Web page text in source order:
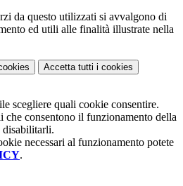
da questo utilizzati si avvalgono di
ed utili alle finalità illustrate nella
Accetta tutti i cookies
scegliere quali cookie consentire.
che consentono il funzionamento della
disabilitarli.
necessari al funzionamento potete
.